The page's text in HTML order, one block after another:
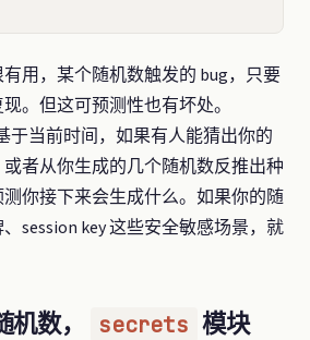
用，某个随机数触发的 bug，只要
。但这可预测性也有坏处。
于当前时间，如果有人能猜出你的
者从你生成的几个随机数反推出种
你接下来会生成什么。如果你的随
session key 这些安全敏感场景，就
机数， secrets 模块